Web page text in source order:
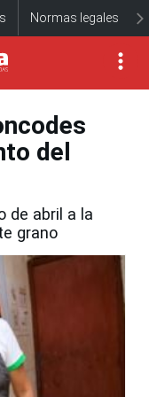
Normas legales
del
de abril a la
grano